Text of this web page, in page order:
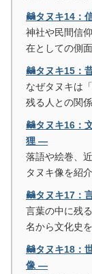
🦝タヌキ14：
神社や民間信
在としての側
🦝タヌキ15：
なぜタヌキは
残る人との関
🦝タヌキ16：
狸 ―
落語や絵巻、
タヌキ像を紹
🦝タヌキ17：
言葉の中に残
名から文化史
🦝タヌキ18：
像 ―